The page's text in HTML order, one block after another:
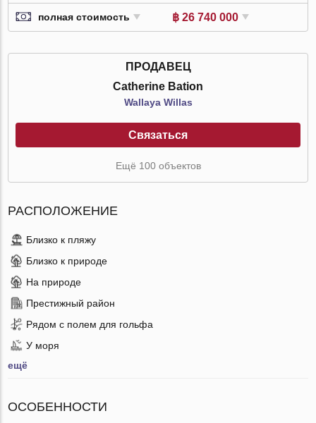
полная стоимость ฿ 26 740 000
ПРОДАВЕЦ
Catherine Bation
Wallaya Willas
Связаться
Ещё 100 объектов
РАСПОЛОЖЕНИЕ
Близко к пляжу
Близко к природе
На природе
Престижный район
Рядом с полем для гольфа
У моря
ещё
ОСОБЕННОСТИ